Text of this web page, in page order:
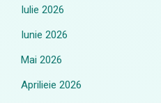
Iulie 2026
Iunie 2026
Mai 2026
Aprilieie 2026